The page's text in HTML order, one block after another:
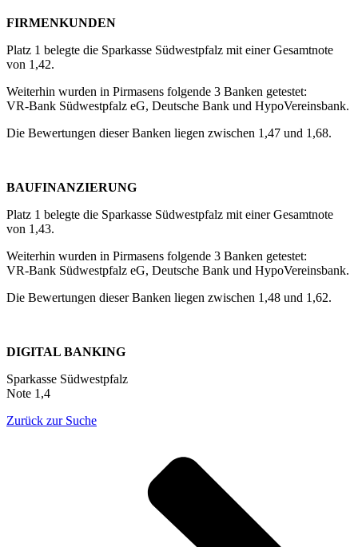
FIRMENKUNDEN
Platz 1 belegte die Sparkasse Südwestpfalz mit einer Gesamtnote
von 1,42.
Weiterhin wurden in Pirmasens folgende 3 Banken getestet:
VR-Bank Südwestpfalz eG, Deutsche Bank und HypoVereinsbank.
Die Bewertungen dieser Banken liegen zwischen 1,47 und 1,68.
BAUFINANZIERUNG
Platz 1 belegte die Sparkasse Südwestpfalz mit einer Gesamtnote
von 1,43.
Weiterhin wurden in Pirmasens folgende 3 Banken getestet:
VR-Bank Südwestpfalz eG, Deutsche Bank und HypoVereinsbank.
Die Bewertungen dieser Banken liegen zwischen 1,48 und 1,62.
DIGITAL BANKING
Sparkasse Südwestpfalz
Note 1,4
Zurück zur Suche